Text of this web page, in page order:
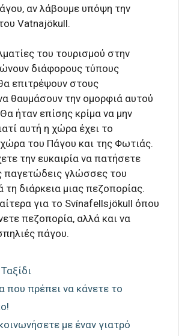
αν λάβουμε υπόψη την
Vatnajökull.
του τουρισμού στην
διάφορους τύπους
επιτρέψουν στους
θαυμάσουν την ομορφιά αυτού
ήταν επίσης κρίμα να μην
αυτή η χώρα έχει το
του Πάγου και της Φωτιάς.
την ευκαιρία να πατήσετε
παγετώδεις γλώσσες του
διάρκεια μιας πεζοπορίας.
για το Svínafellsjökull όπου
πεζοπορία, αλλά και να
πάγου.
που πρέπει να κάνετε το
με έναν γιατρό